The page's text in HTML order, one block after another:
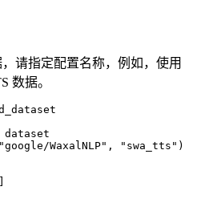
请指定配置名称，例如，使用
数据。
dataset
WaxalNLP", "swa_tts")